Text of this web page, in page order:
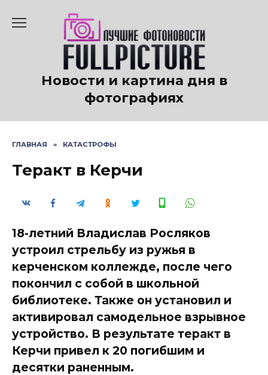
содержанию
Новости и картина дня в
фотографиях
ГЛАВНАЯ » КАТАСТРОФЫ
Теракт в Керчи
18-летний Владислав Росляков
устроил стрельбу из ружья в
керченском коллежде, после чего
покончил с собой в школьной
библиотеке. Также он установил и
активировал самодельное взрывное
устройство. В результате теракт в
Керчи привел к 20 погибшим и
десятки раненным.